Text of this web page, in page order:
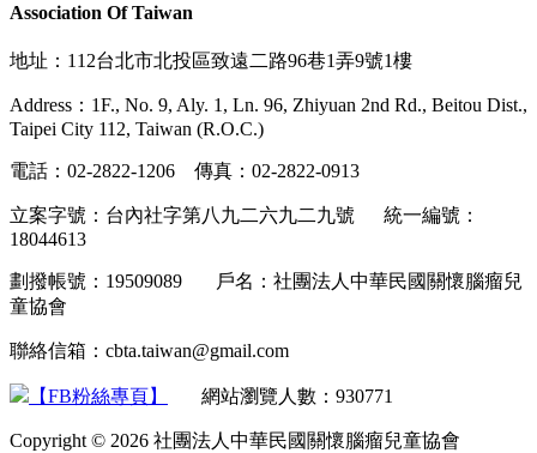
Association Of Taiwan
地址：112台北市北投區致遠二路96巷1弄9號1樓
Address：1F., No. 9, Aly. 1, Ln. 96, Zhiyuan 2nd Rd., Beitou Dist.,
Taipei City 112, Taiwan (R.O.C.)
電話：02-2822-1206 傳真：02-2822-0913
立案字號：台內社字第八九二六九二九號 統一編號：
18044613
劃撥帳號：19509089 戶名：社團法人中華民國關懷腦瘤兒
童協會
聯絡信箱：cbta.taiwan@gmail.com
【FB粉絲專頁】 網站瀏覽人數：930771
Copyright © 2026 社團法人中華民國關懷腦瘤兒童協會